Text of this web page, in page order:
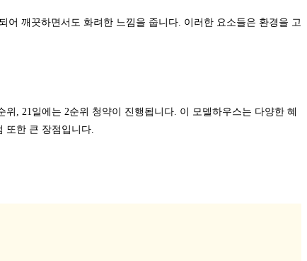
깨끗하면서도 화려한 느낌을 줍니다. 이러한 요소들은 환경을 고
위, 21일에는 2순위 청약이 진행됩니다. 이 모델하우스는 다양한 혜
또한 큰 장점입니다.